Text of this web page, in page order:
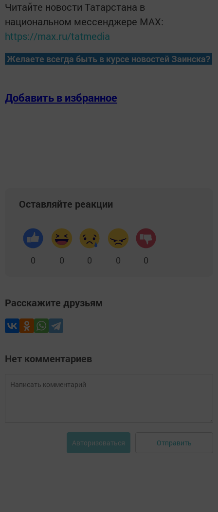
Читайте новости Татарстана в
национальном мессенджере MАХ:
https://max.ru/tatmedia
Желаете всегда быть в курсе новостей Заинска?
Добавить в избранное
Оставляйте реакции
0 0 0 0 0
Расскажите друзьям
Нет комментариев
Авторизоваться Отправить